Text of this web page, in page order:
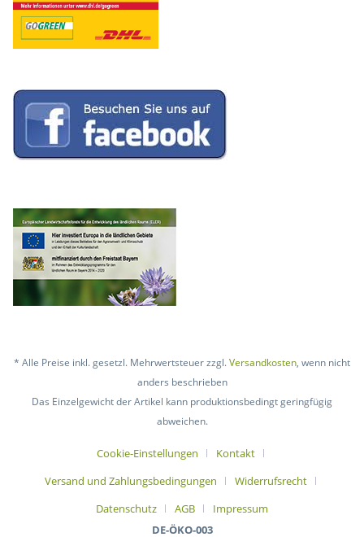
* Alle Preise inkl. gesetzl. Mehrwertsteuer zzgl.Versandkosten, wenn nicht
anders beschrieben
Das Einzelgewicht der Artikel kann produktionsbedingt geringfügig
abweichen.
Cookie-Einstellungen
Kontakt
Versand und Zahlungsbedingungen
Widerrufsrecht
Datenschutz
AGB
Impressum
DE-ÖKO-003